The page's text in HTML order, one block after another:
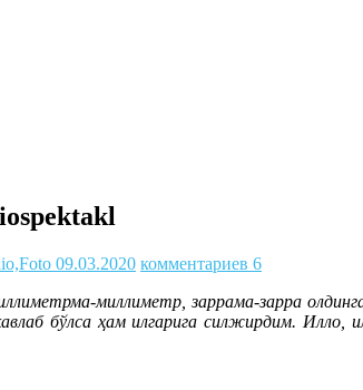
09.03.2020 комментариев 6
миллиметр, заррама-зарра
бўлса ҳам илгарига силжирдим. Илло,